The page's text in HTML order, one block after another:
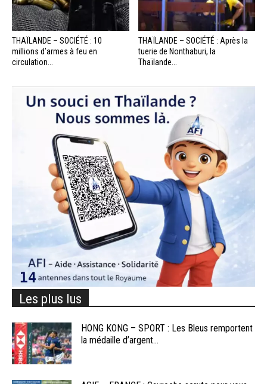
THAÏLANDE – SOCIÉTÉ : 10
millions d’armes à feu en
circulation...
THAÏLANDE – SOCIÉTÉ : Après la
tuerie de Nonthaburi, la
Thaïlande...
Les plus lus
HONG KONG – SPORT : Les Bleus remportent
la médaille d’argent...